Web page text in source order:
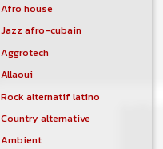
Afro house
Jazz afro-cubain
Aggrotech
Allaoui
Rock alternatif latino
Country alternative
Ambient